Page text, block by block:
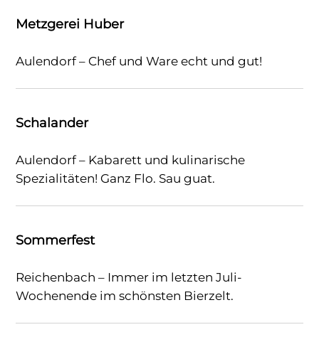
Metzgerei Huber
Aulendorf – Chef und Ware echt und gut!
Schalander
Aulendorf – Kabarett und kulinarische
Spezialitäten! Ganz Flo. Sau guat.
Sommerfest
Reichenbach – Immer im letzten Juli-
Wochenende im schönsten Bierzelt.